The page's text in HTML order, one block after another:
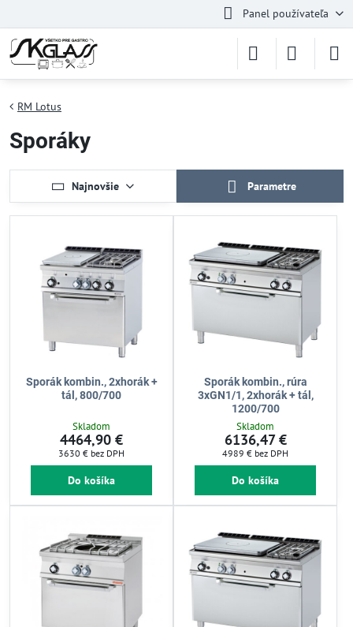
Panel používateľa
RM Lotus
Sporáky
Najnovšie Parametre
Sporák kombin., 2xhorák +
tál, 800/700
Skladom
4464,90 €
3630 € bez DPH
Do košíka
Sporák kombin., rúra
3xGN1/1, 2xhorák + tál,
1200/700
Skladom
6136,47 €
4989 € bez DPH
Do košíka